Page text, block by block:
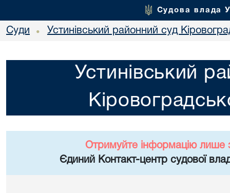
Судова влада
Суди • Устинівський районний суд
Устинівський
Отримуйте інформацію лише
Єдиний Контакт-центр судової